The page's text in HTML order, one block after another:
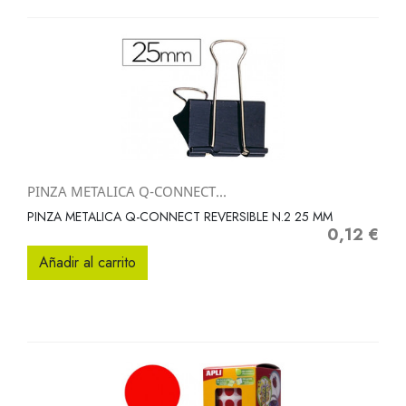
PINZA METALICA Q-CONNECT...
PINZA METALICA Q-CONNECT REVERSIBLE N.2 25 MM
Precio
0,12 €
Añadir al carrito